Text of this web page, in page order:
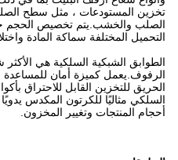
تخزين المستودعات ، مثل سطح
الصلب والخشب.يتم تخصيص الحجم
التحميل المختلفة سماكة المادة
الطوابق الشبكية السلكية هي
الرفوف.يعمل كميزة أمان
الحريق للتخزين القابل للاحتراق
السلكي مثاليًا للكرتون المكدس
أحجام المنتجات وتغيير المخزون.